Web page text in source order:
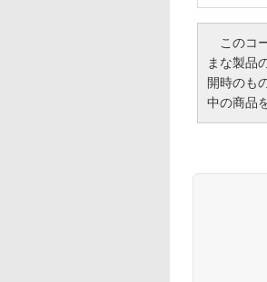
このコ
まな製品
開時のも
中の商品